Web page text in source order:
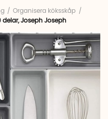
Organisera köksskåp
delar, Joseph Joseph